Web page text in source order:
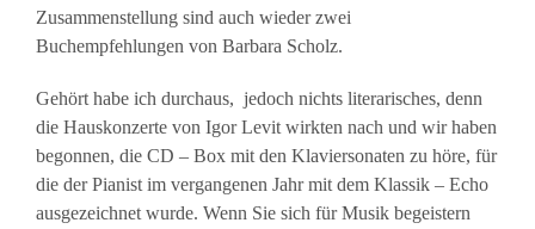
Zusammenstellung sind auch wieder zwei
Buchempfehlungen von Barbara Scholz.
Gehört habe ich durchaus, jedoch nichts literarisches, denn
die Hauskonzerte von Igor Levit wirkten nach und wir haben
begonnen, die CD – Box mit den Klaviersonaten zu höre, für
die der Pianist im vergangenen Jahr mit dem Klassik – Echo
ausgezeichnet wurde. Wenn Sie sich für Musik begeistern